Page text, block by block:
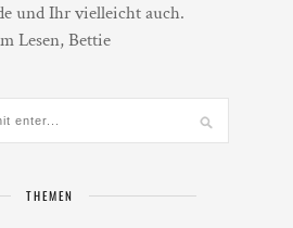
und Ihr vielleicht auch.
Lesen, Bettie
THEMEN